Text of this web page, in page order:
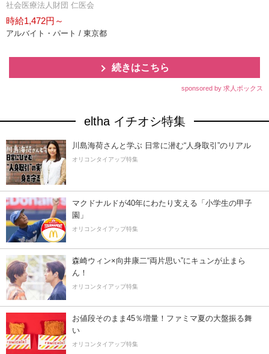
社会医療法人財団 仁医会
時給1,472円～
アルバイト・パート / 東京都
続きはこちら
sponsored by 求人ボックス
eltha イチオシ特集
川島海荷さんと学ぶ 日常に潜む“人身取引”のリアル
オリコンタイアップ特集
マクドナルドが40年にわたり支える「小学生の甲子
園」
オリコンタイアップ特集
森崎ウィン×向井康二“両片思い”にキュンが止まら
ん！
オリコンタイアップ特集
お値段そのまま45％増量！ファミマ夏の大盤振る舞
い
オリコンタイアップ特集